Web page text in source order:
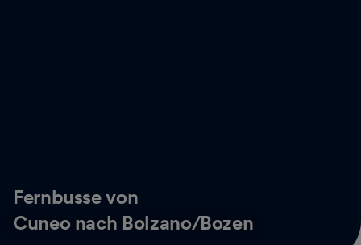
Fernbusse von
Cuneo nach Bolzano/Bozen